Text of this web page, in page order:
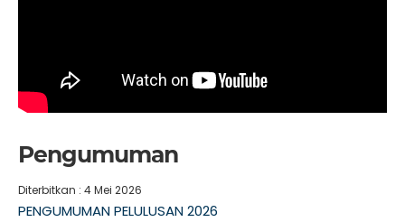
Pengumuman
Diterbitkan : 4 Mei 2026
PENGUMUMAN PELULUSAN 2026